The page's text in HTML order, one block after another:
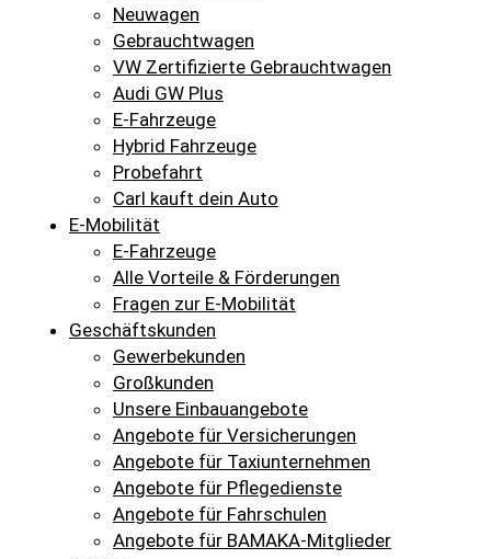
Neuwagen
Gebrauchtwagen
VW Zertifizierte Gebrauchtwagen
Audi GW Plus
E-Fahrzeuge
Hybrid Fahrzeuge
Probefahrt
Carl kauft dein Auto
E-Mobilität
E-Fahrzeuge
Alle Vorteile & Förderungen
Fragen zur E-Mobilität
Geschäftskunden
Gewerbekunden
Großkunden
Unsere Einbauangebote
Angebote für Versicherungen
Angebote für Taxiunternehmen
Angebote für Pflegedienste
Angebote für Fahrschulen
Angebote für BAMAKA-Mitglieder